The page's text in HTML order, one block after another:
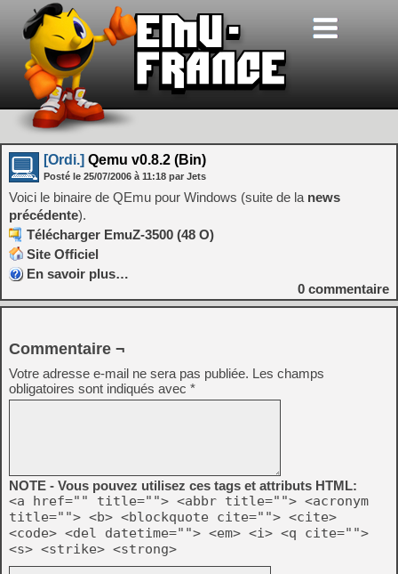
[Ordi.] Qemu v0.8.2 (Bin)
Posté le 25/07/2006 à 11:18 par Jets
Voici le binaire de QEmu pour Windows (suite de la news
précédente).
Télécharger EmuZ-3500 (48 O)
Site Officiel
En savoir plus…
0 commentaire
Commentaire ¬
Votre adresse e-mail ne sera pas publiée. Les champs
obligatoires sont indiqués avec *
NOTE - Vous pouvez utilisez ces tags et attributs HTML:
<a href="" title=""> <abbr title=""> <acronym
title=""> <b> <blockquote cite=""> <cite>
<code> <del datetime=""> <em> <i> <q cite="">
<s> <strike> <strong>